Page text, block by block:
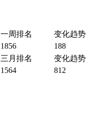
一周排名
变化趋势
1856
188
三月排名
变化趋势
1564 812